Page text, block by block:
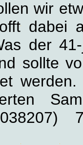
wir
dabei
der
sollte